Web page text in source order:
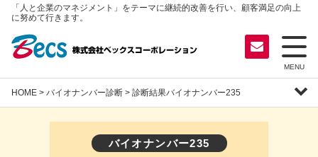
「人と企業のマネジメント」をテーマに継続的改善を行い、顧客満足の向上
に努めて行きます。
MENU
HOME > バイオナンバー診断 > 診断結果バイオナンバー235
バイオナンバー235